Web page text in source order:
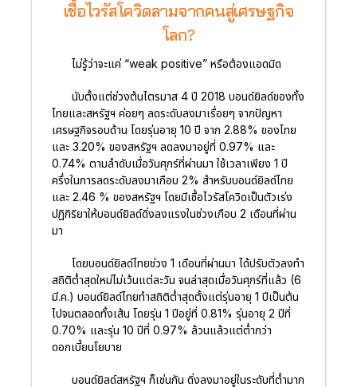
เชื้อไวรัสโควิดลามจากคนสู่เศรษฐกิจ
โลก?
ไม่รู้ว่าจะแค่ “weak positive” หรือต้องแอดมิด
นับตั้งแต่ช่วงต้นไตรมาส 4 ปี 2018 บอนด์ยิลด์ของทั้ง
ไทยและสหรัฐฯ ค่อยๆ ลดระดับลงมาเรื่อยๆ จากปัญหา
เศรษฐกิจรอบด้าน โดยรุ่นอายุ 10 ปี จาก 2.88% ของไทย
และ 3.20% ของสหรัฐฯ ลดลงมาอยู่ที่ 0.97% และ
0.74% ตามลำดับเมื่อวันศุกร์ที่ผ่านมา ใช้เวลาเพียง 1 ปี
ครึ่งในการลดระดับลงมาเกือบ 2% สำหรับบอนด์ยิลด์ไทย
และ 2.46 % ของสหรัฐฯ โดยมีเชื้อไวรัสโควิดเป็นตัวเร่ง
ปฏิกิริยาให้บอนด์ยิลด์ดิ่งลงแรงในช่วงเกือบ 2 เดือนที่ผ่าน
มา
โดยบอนด์ยิลด์ไทยช่วง 1 เดือนที่ผ่านมา ได้ปรับตัวลงทำ
สถิติต่ำสุดใหม่ไม่เว้นแต่ละวัน จนล่าสุดเมื่อวันศุกร์ที่แล้ว (6
มี.ค.) บอนด์ยิลด์ไทยทำสถิติต่ำสุดตั้งแต่รุ่นอายุ 1 ปีเป็นต้น
ไปจนตลอดทั้งเส้น โดยรุ่น 1 ปีอยู่ที่ 0.81% รุ่นอายุ 2 ปีที่
0.70% และรุ่น 10 ปีที่ 0.97% ล้วนแล้วแต่ต่ำกว่า
ดอกเบี้ยนโยบาย
บอนด์ยิลด์สหรัฐฯ ก็เช่นกัน ดิ่งลงมาอยู่ในระดับที่ต่ำมาก